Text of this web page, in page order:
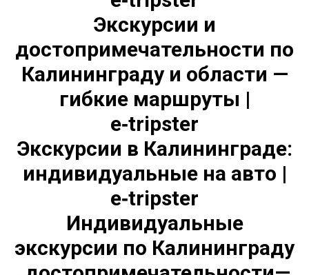
Экскурсии и
достопримечательности по
Калининграду и области —
гибкие маршруты |
e‑tripster
Экскурсии в Калининграде:
индивидуальные на авто |
e‑tripster
Индивидуальные
экскурсии по Калининграду